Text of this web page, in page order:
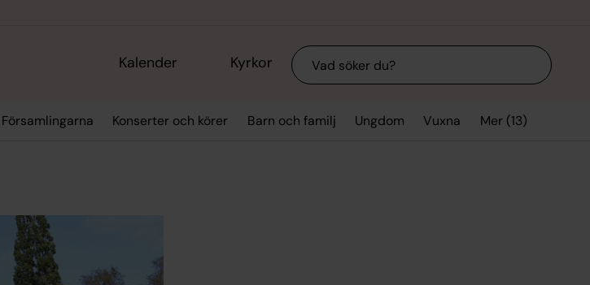
Kalender Kyrkor Sök
Församlingarna Konserter och körer Barn och familj Ungdom Vuxna Mer (13)